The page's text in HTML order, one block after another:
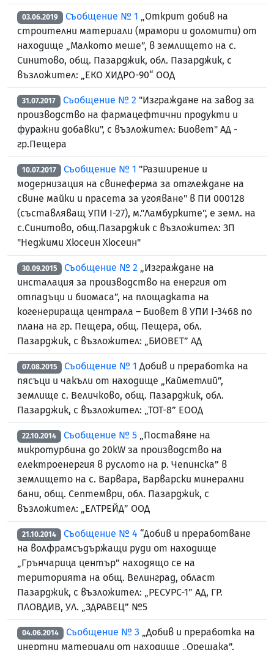
03.06.2019 Съобщение № 1 „Открит добив на
строителни материали (мрамори и доломити) от
находище „Малкото меше”, в землището на с.
Синитово, общ. Пазарджик, обл. Пазарджик, с
възложител: „ЕКО ХИДРО-90“ ООД
31.07.2017 Съобщение № 2 "Изграждане на завод за
производство на фармацефтични продукти и
фуражни добавки", с възложител: Биовет" АД -
гр.Пещера
10.07.2017 Съобщение № 1 "Разширение и
модернизация на свинеферма за отглеждане на
свине майки и прасета за угояване" в ПИ 000128
(съставляващ УПИ I-27), м."Ламбурките", е земл. на
с.Синитово, общ.Пазарджик с възложител: ЗП
"Неджими Хюсеин Хюсеин"
30.09.2015 Съобщение № 2 „Изграждане на
инсталация за производство на енергия от
отпадъци и биомаса”, на площадката на
когенерираща централа – Биовет в УПИ І-3468 по
плана на гр. Пещера, общ. Пещера, обл.
Пазарджик, с възложител: „БИОВЕТ” АД
07.08.2015 Съобщение № 1 Добив и преработка на
пясъци и чакъли от находище „Кайметлий”,
землище с. Величково, общ. Пазарджик, обл.
Пазарджик, с възложител: „ТОТ-8” ЕООД
22.10.2014 Съобщение № 5„Поставяне на
микротурбина до 20kW за производство на
електроенергия в руслото на р. Чепинска” в
землището на с. Варвара, Варварски минерални
бани, общ. Септември, обл. Пазарджик, с
възложител: „ЕЛТРЕЙД” ООД
21.10.2014 Съобщение № 4 “Добив и преработване
на волфрамсъдържащи руди от находище
„Грънчарица център” находящо се на
територията на общ. Велинград, област
Пазарджик, с възложител: „РЕСУРС-1” АД, ГР.
ПЛОВДИВ, УЛ. „ЗДРАВЕЦ” №5
04.06.2014 Съобщение № 3 „Добив и преработка на
инертни материали от находище „Орешака”,